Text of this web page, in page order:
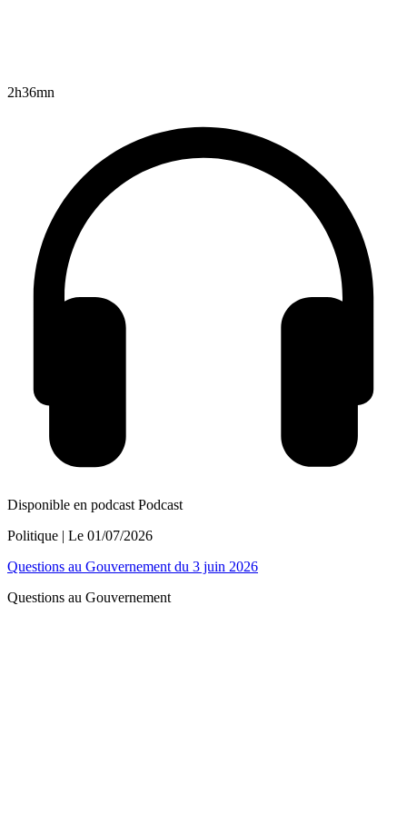
2h36mn
Disponible en podcast Podcast
Politique | Le 01/07/2026
Questions au Gouvernement du 3 juin 2026
Questions au Gouvernement